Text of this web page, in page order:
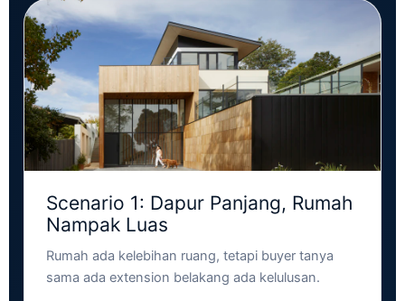
Scenario 1: Dapur Panjang, Rumah
Nampak Luas
Rumah ada kelebihan ruang, tetapi buyer tanya
sama ada extension belakang ada kelulusan.